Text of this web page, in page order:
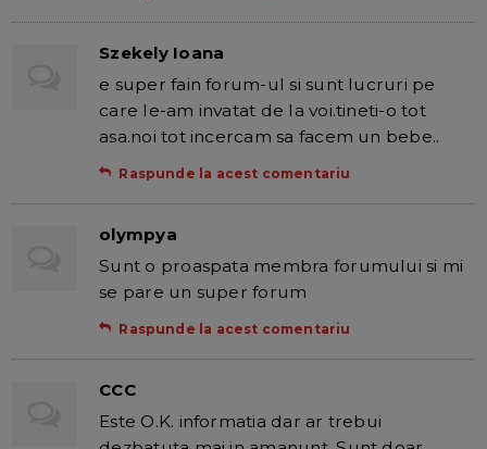
Szekely Ioana
e super fain forum-ul si sunt lucruri pe
care le-am invatat de la voi.tineti-o tot
asa.noi tot incercam sa facem un bebe..
Raspunde la acest comentariu
olympya
Sunt o proaspata membra forumului si mi
se pare un super forum
Raspunde la acest comentariu
CCC
Este O.K. informatia dar ar trebui